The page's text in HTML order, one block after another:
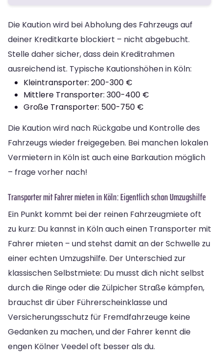
Die Kaution wird bei Abholung des Fahrzeugs auf
deiner Kreditkarte blockiert – nicht abgebucht.
Stelle daher sicher, dass dein Kreditrahmen
ausreichend ist. Typische Kautionshöhen in Köln:
Kleintransporter: 200-300 €
Mittlere Transporter: 300-400 €
Große Transporter: 500-750 €
Die Kaution wird nach Rückgabe und Kontrolle des
Fahrzeugs wieder freigegeben. Bei manchen lokalen
Vermietern in Köln ist auch eine Barkaution möglich
– frage vorher nach!
Transporter mit Fahrer mieten in Köln: Eigentlich schon Umzugshilfe
Ein Punkt kommt bei der reinen Fahrzeugmiete oft
zu kurz: Du kannst in Köln auch einen Transporter mit
Fahrer mieten – und stehst damit an der Schwelle zu
einer echten Umzugshilfe. Der Unterschied zur
klassischen Selbstmiete: Du musst dich nicht selbst
durch die Ringe oder die Zülpicher Straße kämpfen,
brauchst dir über Führerscheinklasse und
Versicherungsschutz für Fremdfahrzeuge keine
Gedanken zu machen, und der Fahrer kennt die
engen Kölner Veedel oft besser als du.